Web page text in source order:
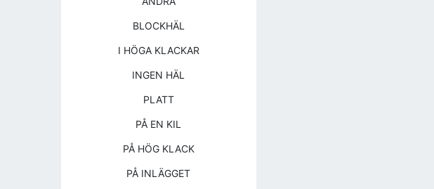
BLOCKHÄL
I HÖGA KLACKAR
INGEN HÄL
PLATT
PÅ EN KIL
PÅ HÖG KLACK
PÅ INLÄGGET